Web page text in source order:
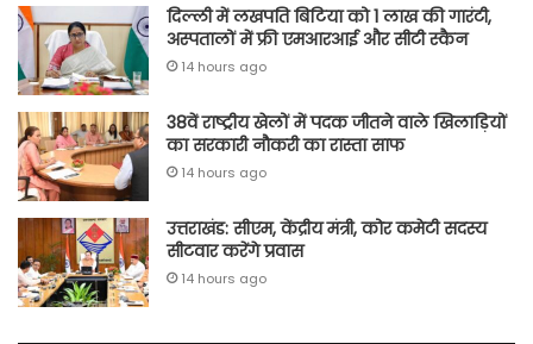
दिल्ली में लखपति बिटिया को 1 लाख की गारंटी,
अस्पतालों में फ्री एमआरआई और सीटी स्कैन
14 hours ago
38वें राष्ट्रीय खेलों में पदक जीतने वाले खिलाड़ियों
का सरकारी नौकरी का रास्ता साफ
14 hours ago
उत्तराखंड: सीएम, केंद्रीय मंत्री, कोर कमेटी सदस्य
सीटवार करेंगे प्रवास
14 hours ago